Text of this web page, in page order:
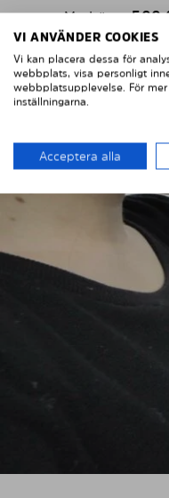
Med över500
valet för dig
permanent
VI ANVÄNDER COOKIES
Vi kan placera dessa för
webbplats, visa personligt
webbplatsupplevelse. För
inställningarna.
Acceptera alla